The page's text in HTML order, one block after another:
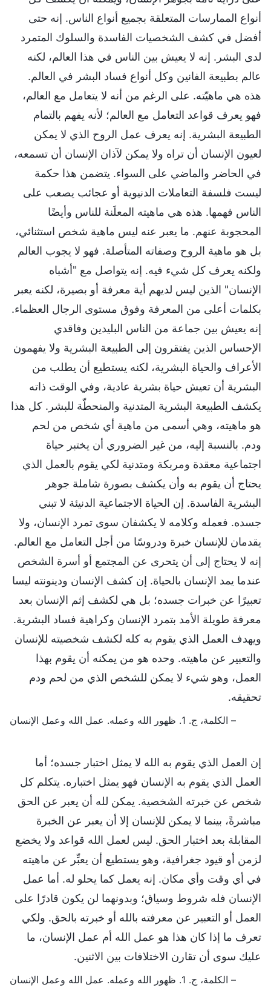
أنواع الممارسات المتعلقة بجميع أنواع الناس. إنه حتى
أفضل في كشف الشخصيات الفاسدة والسلوك المتمرد
لدى البشر. إنه لا يعيش بين الناس في هذا العالم، لكنه
عالم بطبيعة الفانين وكل أنواع فساد البشر في العالم.
هذه هي ماهيّته. على الرغم من أنه لا يتعامل مع العالم،
فهو يعرف قواعد التعامل مع العالم؛ لأنه يفهم بالتمام
الطبيعة البشرية. إنه يعرف عمل الروح الذي لا يمكن
لعيون الإنسان أن تراه ولا يمكن لآذان الإنسان أن تسمعه،
في الحاضر والماضي على السواء. يتضمن هذا حكمة
ليست فلسفة التعاملات الدنيوية أو عجائب يصعب على
الناس فهمها. هذه هي ماهيته المعلَنة للناس وأيضًا
المحجوبة عنهم. ما يعبر عنه ليس ماهية شخص استثنائي،
بل هو ماهية الروح وصفاته المتأصلة. فهو لا يجوب العالم
ولكنه يعرف كل شيء فيه. إنه يتواصل مع "أشباه
الإنسان" الذين ليس لديهم أية معرفة أو بصيرة، لكنه يعبر
بكلمات أعلى من المعرفة وفوق مستوى الرجال العظماء.
إنه يعيش بين جماعة من الناس البليدين وفاقدي
الإحساس الذين يفتقرون إلى الطبيعة البشرية ولا يفهمون
الأعراف والحياة البشرية، لكنه يستطيع أن يطلب من
البشرية أن تعيش حياة بشرية عادية، وفي الوقت ذاته
يكشف الطبيعة البشرية المتدنية والمنحطّة للبشر. كل هذا
هو ماهيته، وهي أسمى من ماهية أي شخص من لحم
ودم. بالنسبة إليه، من غير الضروري أن يختبر حياة
اجتماعية معقدة ومربكة ومتدنية لكي يقوم بالعمل الذي
يحتاج أن يقوم به وأن يكشف بصورة شاملة جوهر
البشرية الفاسدة. إن الحياة الاجتماعية الدنيئة لا تبني
جسده. فعمله وكلامه لا يكشفان سوى تمرد الإنسان، ولا
يقدمان للإنسان خبرة ودروسًا من أجل التعامل مع العالم.
إنه لا يحتاج إلى أن يتحرى عن المجتمع أو أسرة الشخص
عندما يمد الإنسان بالحياة. إن كشف الإنسان ودينونته ليسا
تعبيرًا عن خبرات جسده؛ بل هي لكشف إثم الإنسان بعد
معرفة طويلة الأمد بتمرد الإنسان وكراهية فساد البشرية.
ويهدف العمل الذي يقوم به كله لكشف شخصيته للإنسان
والتعبير عن ماهيته. وحده هو من يمكنه أن يقوم بهذا
العمل، وهو شيء لا يمكن للشخص الذي من لحم ودم
تحقيقه.
– الكلمة، ج. 1. ظهور الله وعمله. عمل الله وعمل الإنسان
إن العمل الذي يقوم به الله لا يمثل اختبار جسده؛ أما
العمل الذي يقوم به الإنسان فهو يمثل اختباره. يتكلم كل
شخص عن خبرته الشخصية. يمكن لله أن يعبر عن الحق
مباشرةً، بينما لا يمكن للإنسان إلا أن يعبر عن الخبرة
المقابلة بعد اختبار الحق. ليس لعمل الله قواعد ولا يخضع
لزمن أو قيود جغرافية، وهو يستطيع أن يعبِّر عن ماهيته
في أي وقت وأي مكان. إنه يعمل كما يحلو له. أما عمل
الإنسان فله شروط وسياق؛ وبدونهما لن يكون قادرًا على
العمل أو التعبير عن معرفته بالله أو خبرته بالحق. ولكي
تعرف ما إذا كان هذا هو عمل الله أم عمل الإنسان، ما
عليك سوى أن تقارن الاختلافات بين الاثنين.
– الكلمة، ج. 1. ظهور الله وعمله. عمل الله وعمل الإنسان